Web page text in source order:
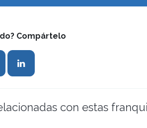
Compártelo
con estas